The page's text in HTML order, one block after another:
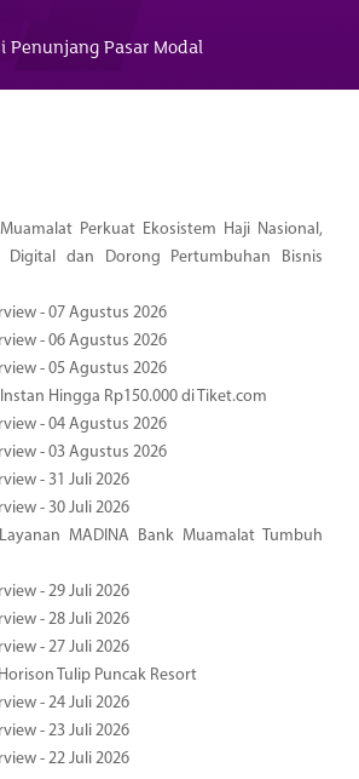
Penunjang Pasar Modal
Perkuat Ekosistem Haji Nasional,
Digital dan Dorong Pertumbuhan Bisnis
- 07 Agustus 2026
- 06 Agustus 2026
- 05 Agustus 2026
Hingga Rp150.000 di Tiket.com
- 04 Agustus 2026
- 03 Agustus 2026
- 31 Juli 2026
- 30 Juli 2026
MADINA Bank Muamalat Tumbuh
- 29 Juli 2026
- 28 Juli 2026
- 27 Juli 2026
Tulip Puncak Resort
- 24 Juli 2026
- 23 Juli 2026
- 22 Juli 2026